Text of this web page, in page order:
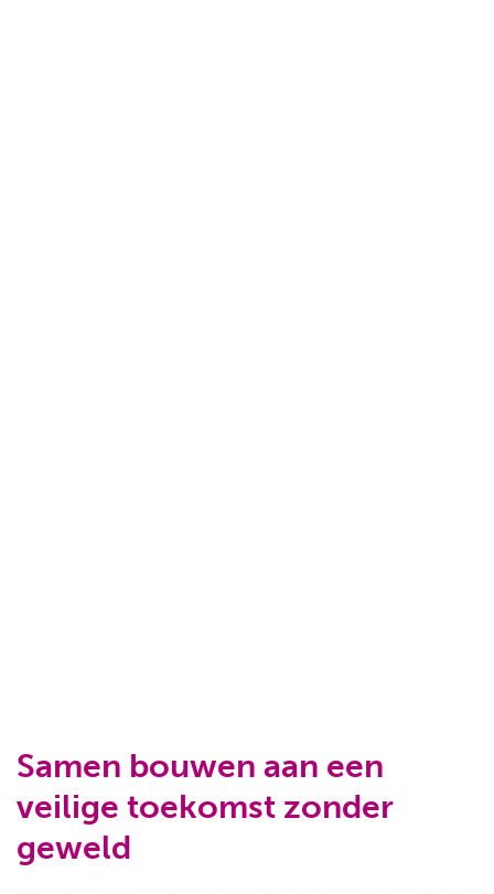
Samen bouwen aan een
veilige toekomst zonder
geweld